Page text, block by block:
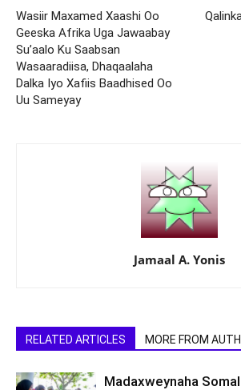
Wasiir Maxamed Xaashi Oo
Geeska Afrika Uga Jawaabay
Su’aalo Ku Saabsan
Wasaaradiisa, Dhaqaalaha
Dalka Iyo Xafiis Baadhised Oo
Uu Sameyay
Jamaal A. Yonis
RELATED ARTICLES MORE FROM
Madaxweynaha